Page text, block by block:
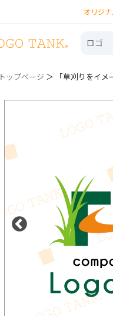
オリジ
ロゴ
トップページ ＞ 「草刈りをイメ